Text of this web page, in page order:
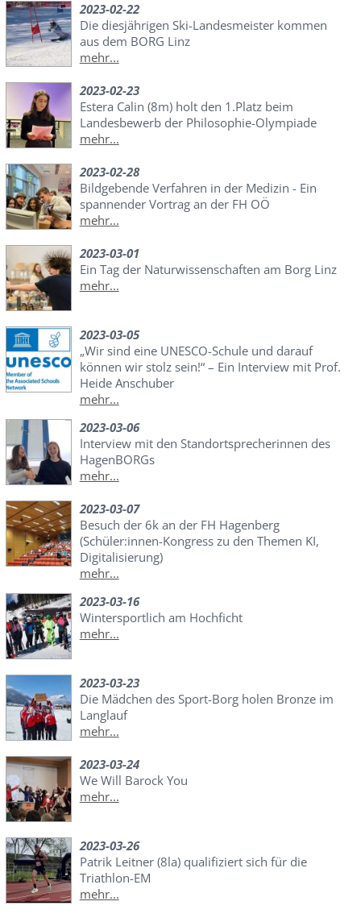
2023-02-22
Die diesjährigen Ski-Landesmeister kommen
aus dem BORG Linz
mehr...
2023-02-23
Estera Calin (8m) holt den 1.Platz beim
Landesbewerb der Philosophie-Olympiade
mehr...
2023-02-28
Bildgebende Verfahren in der Medizin - Ein
spannender Vortrag an der FH OÖ
mehr...
2023-03-01
Ein Tag der Naturwissenschaften am Borg Linz
mehr...
2023-03-05
„Wir sind eine UNESCO-Schule und darauf
können wir stolz sein!“ – Ein Interview mit Prof.
Heide Anschuber
mehr...
2023-03-06
Interview mit den Standortsprecherinnen des
HagenBORGs
mehr...
2023-03-07
Besuch der 6k an der FH Hagenberg
(Schüler:innen-Kongress zu den Themen KI,
Digitalisierung)
mehr...
2023-03-16
Wintersportlich am Hochficht
mehr...
2023-03-23
Die Mädchen des Sport-Borg holen Bronze im
Langlauf
mehr...
2023-03-24
We Will Barock You
mehr...
2023-03-26
Patrik Leitner (8la) qualifiziert sich für die
Triathlon-EM
mehr...